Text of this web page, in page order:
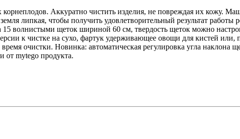
Аккуратно чистить изделия, не повреждая их кожу.
липкая, чтобы получить удовлетворительный результат
волнистыми щеток шириной 60 см, твердость щеток можно
к чистке на сухо, фартук удерживающее овощи для кистей
очистки. Новинка: автоматическая регулировка угла
от mytego продукта.